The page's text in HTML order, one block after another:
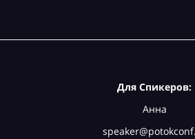
Для Спикеров:
Анна